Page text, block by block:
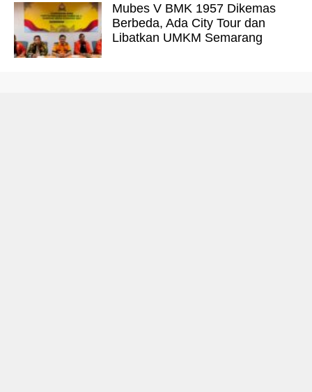
Mubes V BMK 1957 Dikemas
Berbeda, Ada City Tour dan
Libatkan UMKM Semarang